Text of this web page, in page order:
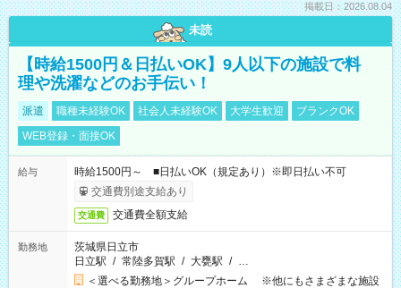
掲載日：2026.08.04
未読
【時給1500円＆日払いOK】9人以下の施設で料
理や洗濯などのお手伝い！
派遣 職種未経験OK 社会人未経験OK 大学生歓迎
ブランクOK
WEB登録・面接OK
給与
時給1500円～ ■日払いOK（規定あり）※即日払い不可
交通費別途支給あり
交通費 交通費全額支給
勤務地
茨城県日立市
日立駅 / 常陸多賀駅 / 大甕駅 / …
＜選べる勤務地＞グループホーム ※他にもさまざまな施設